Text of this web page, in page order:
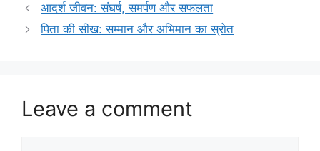
आदर्श जीवन: संघर्ष, समर्पण और सफलता
पिता की सीख: सम्मान और अभिमान का स्रोत
Leave a comment